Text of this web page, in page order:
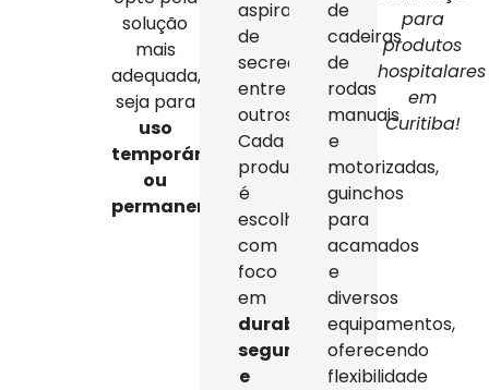
solução
mais
adequada,
seja para
uso
temporário
ou
permanente
aspiradores
de
secreção,
entre
outros.
Cada
produto
é
escolhido
com
foco
em
durabilidade,
segurança
e
de
cadeiras
de
rodas
manuais
e
motorizadas,
guinchos
para
acamados
e
diversos
equipamentos,
oferecendo
flexibilidade
para
produtos
hospitalares
em
Curitiba!